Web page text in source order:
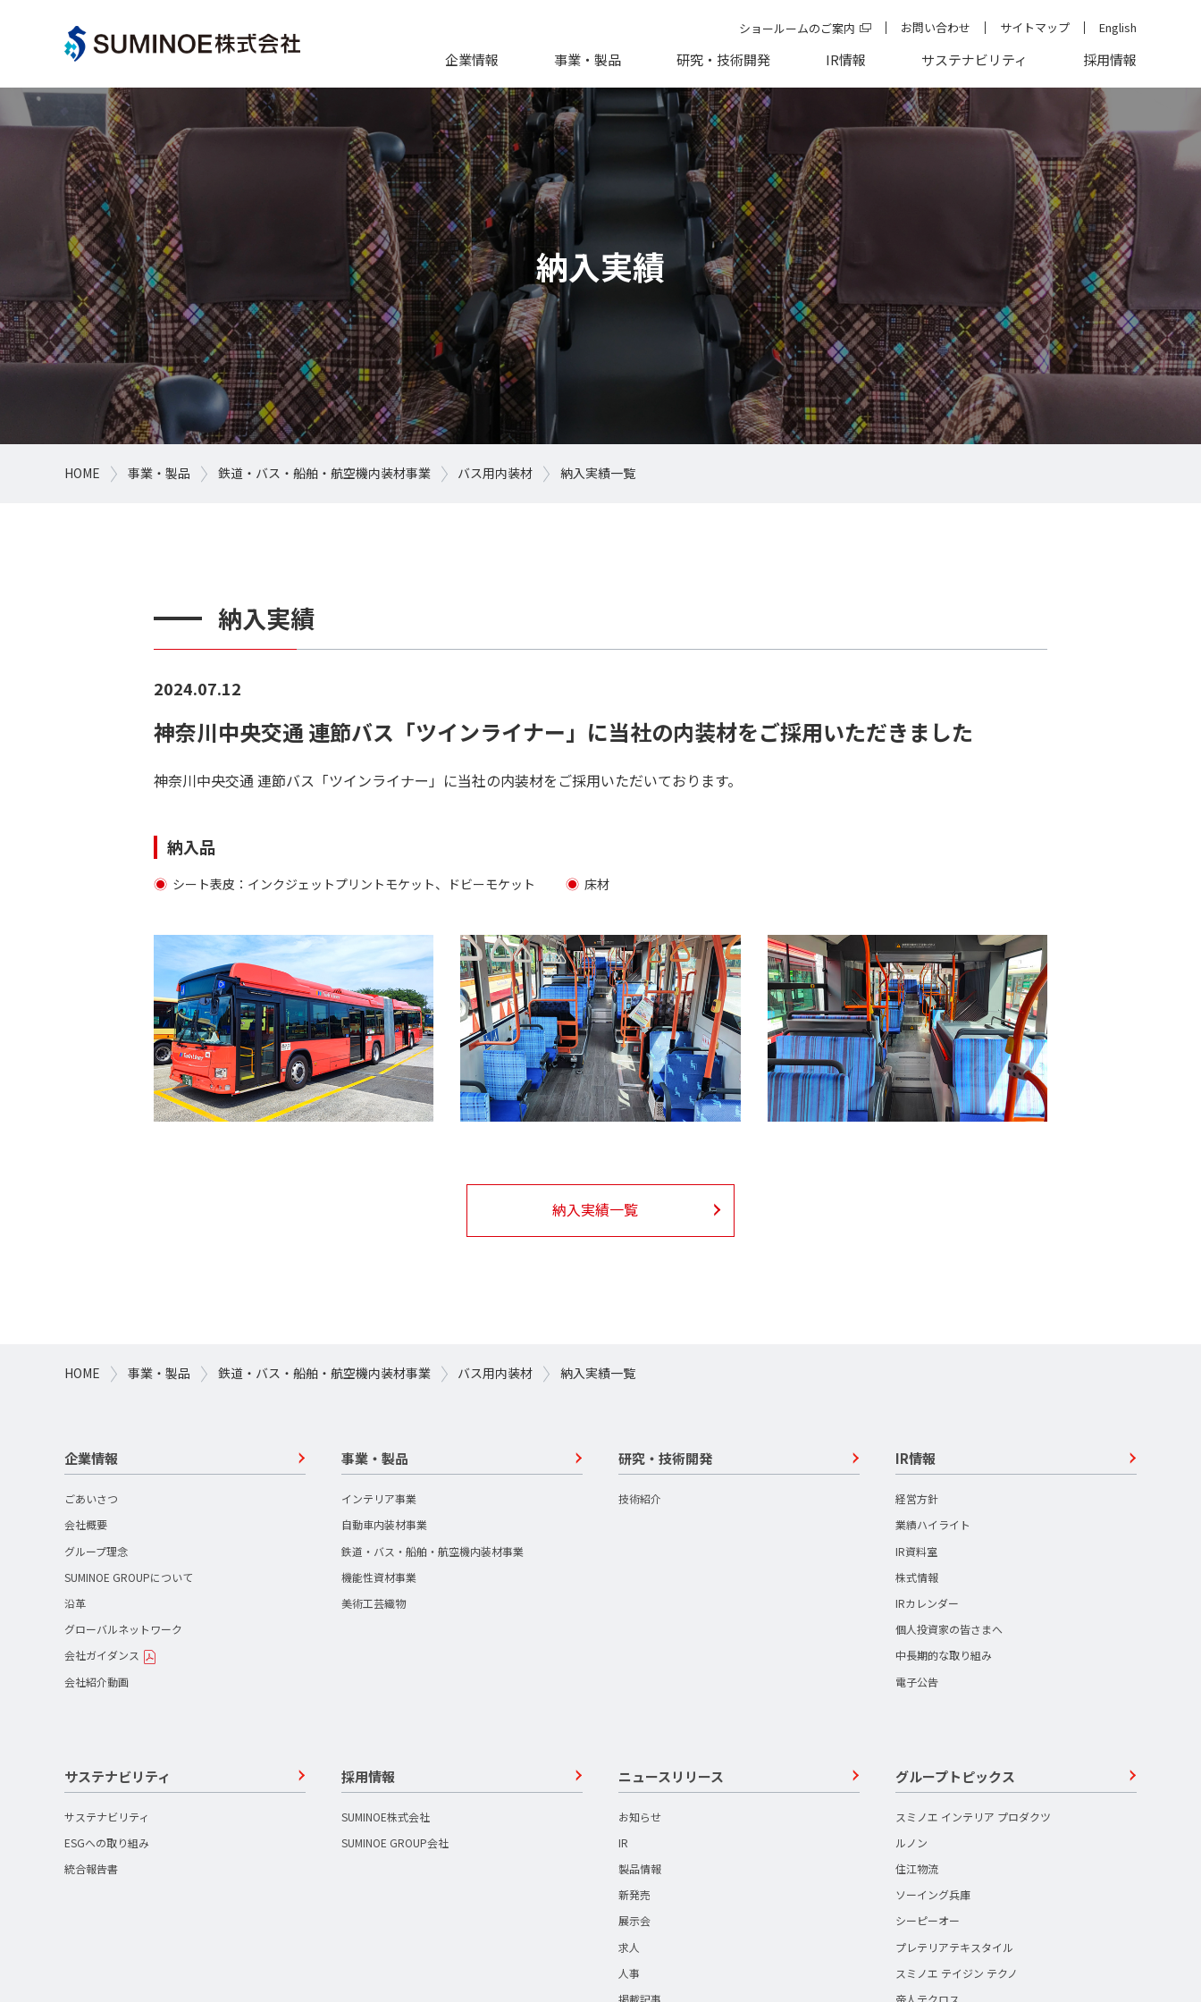
ショールームのご案内 お問い合わせ サイトマップ English
企業情報 事業・製品 研究・技術開発 IR情報 サステナビリティ 採用情報
納入実績
HOME 事業・製品 鉄道・バス・船舶・航空機内装材事業 バス用内装材 納入実績一覧
納入実績
2024.07.12
神奈川中央交通 連節バス「ツインライナー」に当社の内装材をご採用いただきました
神奈川中央交通 連節バス「ツインライナー」に当社の内装材をご採用いただいております。
納入品
シート表皮：インクジェットプリントモケット、ドビーモケット 床材
納入実績一覧
HOME 事業・製品 鉄道・バス・船舶・航空機内装材事業 バス用内装材 納入実績一覧
企業情報
ごあいさつ
会社概要
グループ理念
SUMINOE GROUPについて
沿革
グローバルネットワーク
会社ガイダンス
会社紹介動画
事業・製品
インテリア事業
自動車内装材事業
鉄道・バス・船舶・航空機内装材事業
機能性資材事業
美術工芸織物
研究・技術開発
技術紹介
IR情報
経営方針
業績ハイライト
IR資料室
株式情報
IRカレンダー
個人投資家の皆さまへ
中長期的な取り組み
電子公告
サステナビリティ
サステナビリティ
ESGへの取り組み
統合報告書
採用情報
SUMINOE株式会社
SUMINOE GROUP会社
ニュースリリース
お知らせ
IR
製品情報
新発売
展示会
求人
人事
掲載記事
グループトピックス
スミノエ インテリア プロダクツ
ルノン
住江物流
ソーイング兵庫
シーピーオー
プレテリアテキスタイル
スミノエ テイジン テクノ
帝人テクロス